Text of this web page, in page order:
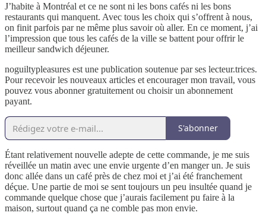
J’habite à Montréal et ce ne sont ni les bons cafés ni les bons
restaurants qui manquent. Avec tous les choix qui s’offrent à nous,
on finit parfois par ne même plus savoir où aller. En ce moment, j’ai
l’impression que tous les cafés de la ville se battent pour offrir le
meilleur sandwich déjeuner.
noguiltypleasures est une publication soutenue par ses lecteur.trices.
Pour recevoir les nouveaux articles et encourager mon travail, vous
pouvez vous abonner gratuitement ou choisir un abonnement
payant.
S'abonner
Étant relativement nouvelle adepte de cette commande, je me suis
réveillée un matin avec une envie urgente d’en manger un. Je suis
donc allée dans un café près de chez moi et j’ai été franchement
déçue. Une partie de moi se sent toujours un peu insultée quand je
commande quelque chose que j’aurais facilement pu faire à la
maison, surtout quand ça ne comble pas mon envie.